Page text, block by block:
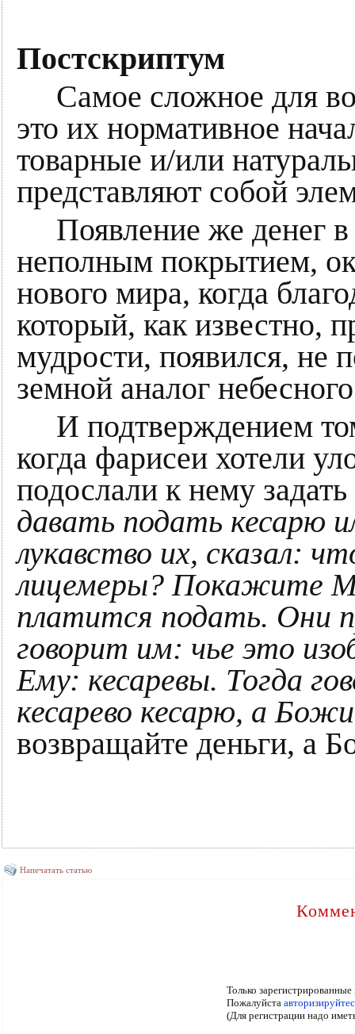
Постскриптум
Самое сложное для
это их нормативное
товарные и/или
представляют собой
Появление же денег в
неполным покрытием,
нового мира, когда
который, как известно,
мудрости, появился, не
земной аналог
И подтверждением
когда фарисеи хотели
подослали к нему
давать подать кесарю
лукавство их, сказал:
лицемеры? Покажите
платится подать. Они
говорит им: чье это
Ему: кесаревы. Тогда
кесарево кесарю, а
возвращайте деньги, а
Напечатать статью
Только
Пожалуйста
(Для регистрации надо